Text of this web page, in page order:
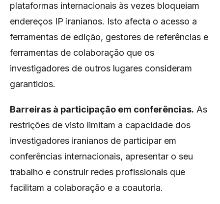
plataformas internacionais às vezes bloqueiam
endereços IP iranianos. Isto afecta o acesso a
ferramentas de edição, gestores de referências e
ferramentas de colaboração que os
investigadores de outros lugares consideram
garantidos.
Barreiras à participação em conferências. As
restrições de visto limitam a capacidade dos
investigadores iranianos de participar em
conferências internacionais, apresentar o seu
trabalho e construir redes profissionais que
facilitam a colaboração e a coautoria.